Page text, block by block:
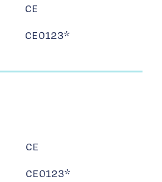
CE
CE0123*
CE
CE0123*